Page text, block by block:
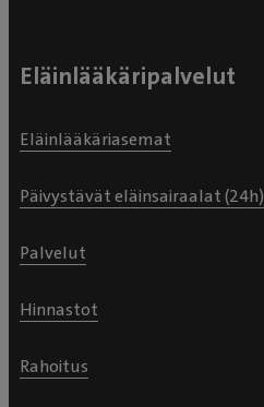
Eläinlääkäripalvelut
Eläinlääkäriasemat
Päivystävät eläinsairaalat (24h)
Palvelut
Hinnastot
Rahoitus